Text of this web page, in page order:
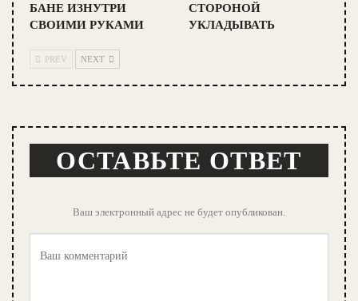
БАНЕ ИЗНУТРИ
СВОИМИ РУКАМИ
СТОРОНОЙ
УКЛАДЫВАТЬ
PREV NEXT
ОСТАВЬТЕ ОТВЕТ
Ваш электронный адрес не будет опубликован.